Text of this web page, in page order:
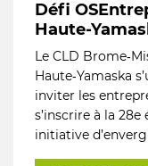
Défi
Haute-
Le CLD
Haute‑Yamaska
inviter les
s’inscrire à la
initiative